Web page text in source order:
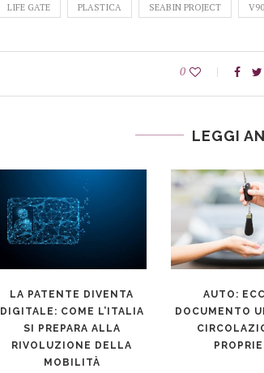
LIFE GATE PLASTICA SEABIN PROJECT
0
LEGGI
LA PATENTE DIVENTA
DIGITALE: COME L’ITALIA
SI PREPARA ALLA
RIVOLUZIONE DELLA
MOBILITÀ
AUTO:
DOCUMENTO